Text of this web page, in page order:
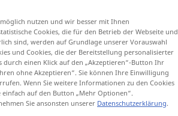
Person, Zimmer,
nutzen und wir besser mit Ihnen
Cookies, die für den Betrieb der Webseite und
sind, werden auf Grundlage unserer Vorauswahl
und Cookies, die der Bereitstellung personalisierter
einen Klick auf den „Akzeptieren“-Button Ihr
ohne Akzeptieren“. Sie können Ihre Einwilligung
Wenn Sie weitere Informationen zu den Cookies
auf den Button „Mehr Optionen“.
Sie ansonsten unserer Datenschutzerklärung.